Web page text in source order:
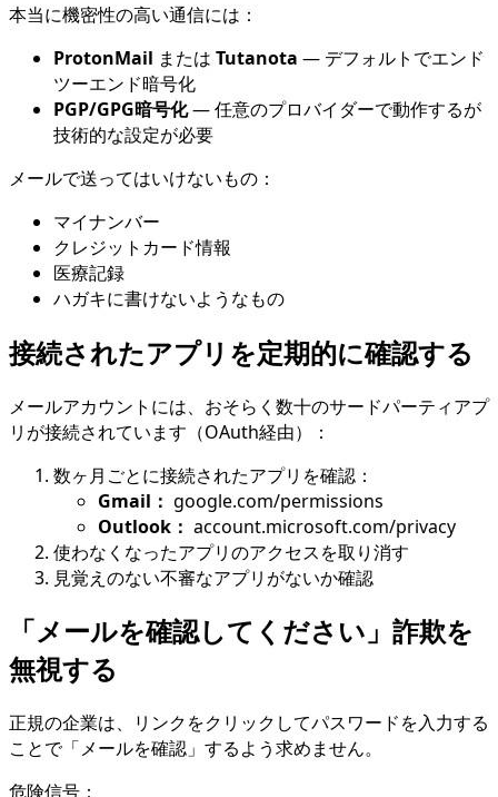
本当に機密性の高い通信には：
ProtonMail または Tutanota — デフォルトでエンド
ツーエンド暗号化
PGP/GPG暗号化— 任意のプロバイダーで動作するが
技術的な設定が必要
メールで送ってはいけないもの：
マイナンバー
クレジットカード情報
医療記録
ハガキに書けないようなもの
接続されたアプリを定期的に確認する
メールアカウントには、おそらく数十のサードパーティアプ
リが接続されています（OAuth経由）：
数ヶ月ごとに接続されたアプリを確認：
Gmail： google.com/permissions
Outlook： account.microsoft.com/privacy
使わなくなったアプリのアクセスを取り消す
見覚えのない不審なアプリがないか確認
「メールを確認してください」詐欺を
無視する
正規の企業は、リンクをクリックしてパスワードを入力する
ことで「メールを確認」するよう求めません。
危険信号：